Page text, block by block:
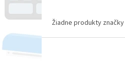
Žiadne produkty značky
Z
á